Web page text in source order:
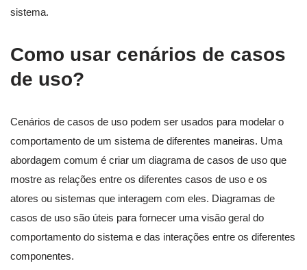
sistema.
Como usar cenários de casos
de uso?
Cenários de casos de uso podem ser usados para modelar o
comportamento de um sistema de diferentes maneiras. Uma
abordagem comum é criar um diagrama de casos de uso que
mostre as relações entre os diferentes casos de uso e os
atores ou sistemas que interagem com eles. Diagramas de
casos de uso são úteis para fornecer uma visão geral do
comportamento do sistema e das interações entre os diferentes
componentes.